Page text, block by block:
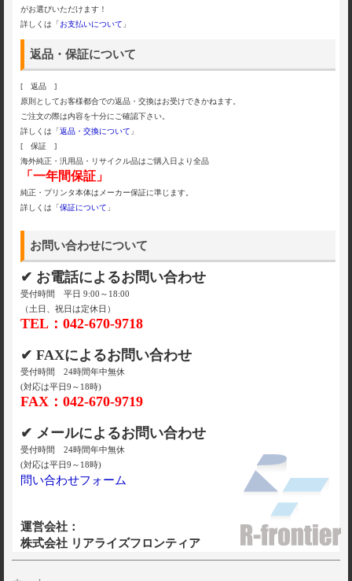
がお選びいただけます！
詳しくは「お支払いについて 」
返品・保証について
[ 返品 ]
原則としてお客様都合での返品・交換はお受けできかねます。
ご注文の際は内容を十分にご確認下さい。
詳しくは「返品・交換について 」
[ 保証 ]
海外純正・汎用品・リサイクル品はご購入日より全品
「一年間保証」
純正・プリンタ本体はメーカー保証に準じます。
詳しくは「保証について 」
お問い合わせについて
✔ お電話によるお問い合わせ
受付時間 平日 9:00～18:00
（土日、祝日は定休日）
TEL：042-670-9718
✔ FAXによるお問い合わせ
受付時間 24時間年中無休
(対応は平日9～18時)
FAX：042-670-9719
✔ メールによるお問い合わせ
受付時間 24時間年中無休
(対応は平日9～18時)
問い合わせフォーム
運営会社：
株式会社 リアライズフロンティア